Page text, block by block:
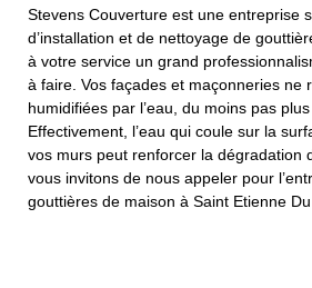
Stevens Couverture est une entreprise
d’installation et de nettoyage de
à votre service un grand
à faire. Vos façades et maçonneries ne
humidifiées par l’eau, du moins pas
Effectivement, l’eau qui coule sur la
vos murs peut renforcer la dégradation
vous invitons de nous appeler pour
gouttières de maison à Saint Etienne